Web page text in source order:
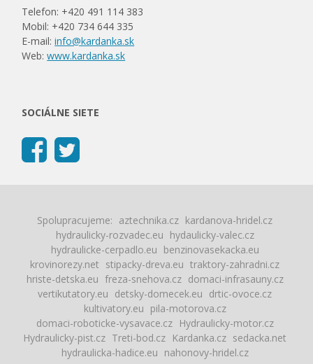
Telefon: +420 491 114 383
Mobil: +420 734 644 335
E-mail:info@kardanka.sk
Web:www.kardanka.sk
SOCIÁLNE SIETE
Spolupracujeme: aztechnika.cz kardanova-hridel.cz
hydraulicky-rozvadec.eu hydaulicky-valec.cz
hydraulicke-cerpadlo.eu benzinovasekacka.eu
krovinorezy.net stipacky-dreva.eu traktory-zahradni.cz
hriste-detska.eu freza-snehova.cz domaci-infrasauny.cz
vertikutatory.eu detsky-domecek.eu drtic-ovoce.cz
kultivatory.eu pila-motorova.cz
domaci-roboticke-vysavace.cz
Hydraulicky-motor.cz
Hydraulicky-pist.cz Treti-bod.cz Kardanka.cz sedacka.net
hydraulicka-hadice.eu nahonovy-hridel.cz